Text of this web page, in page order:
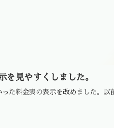
を見やすくしました。
った料金表の表示を改めました。以